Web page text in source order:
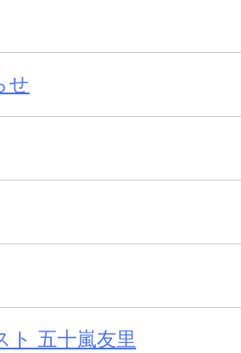
せ
ト 五十嵐友里